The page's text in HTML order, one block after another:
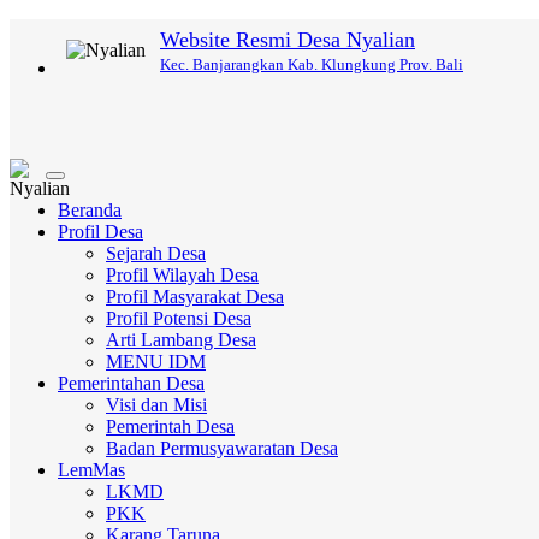
Website Resmi Desa Nyalian
Kec. Banjarangkan Kab. Klungkung Prov. Bali
Toggle
navigation
Beranda
Profil Desa
Sejarah Desa
Profil Wilayah Desa
Profil Masyarakat Desa
Profil Potensi Desa
Arti Lambang Desa
MENU IDM
Pemerintahan Desa
Visi dan Misi
Pemerintah Desa
Badan Permusyawaratan Desa
LemMas
LKMD
PKK
Karang Taruna